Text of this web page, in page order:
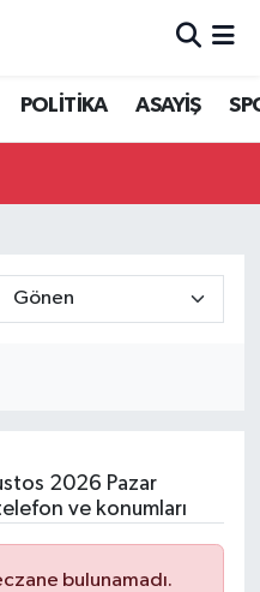
POLİTİKA ASAYİŞ
2026 Pazar
ve konumları
bulunamadı.